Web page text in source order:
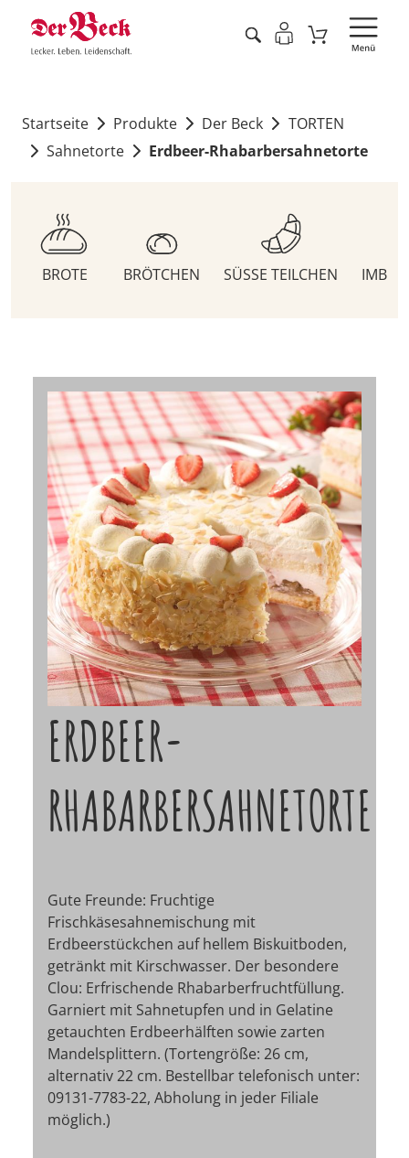
Startseite Produkte Der Beck
TORTEN
Sahnetorte
Erdbeer-Rhabarbersahnetorte
BROTE BRÖTCHEN SÜSSE TEILCHEN
ERDBEER-
RHABARBERSAHNETORTE
Gute Freunde: Fruchtige
Frischkäsesahnemischung mit
Erdbeerstückchen auf hellem Biskuitboden,
getränkt mit Kirschwasser. Der besondere
Clou: Erfrischende Rhabarberfruchtfüllung.
Garniert mit Sahnetupfen und in Gelatine
getauchten Erdbeerhälften sowie zarten
Mandelsplittern. (Tortengröße: 26 cm,
alternativ 22 cm. Bestellbar telefonisch unter:
09131-7783-22, Abholung in jeder Filiale
möglich.)